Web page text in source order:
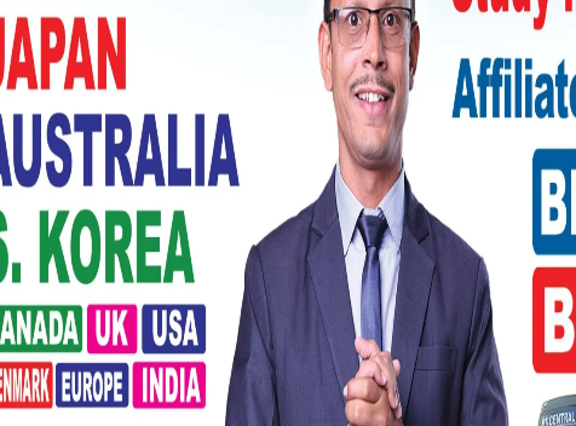
सुरक्षामा ठूलो योगदान पुर्याएको छ। उनले शान्ति र
आएका छन्, र यस पुरस्कारले त्यसको मान्यता दिएको छ।
प्राप्त गर्नु मेरो जीवनको एक महत्वपूर्ण क्षण हो। यो
सम्पूर्ण नेपालको लागि एक ठूलो गौरवको कुरा हो।”